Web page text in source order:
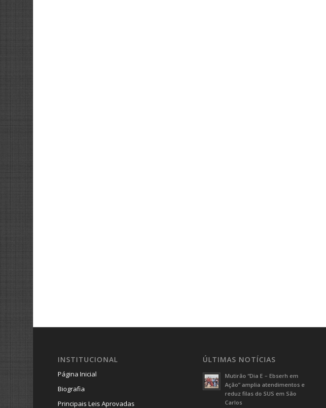
INSTITUCIONAL
Página Inicial
Biografia
Principais Leis Aprovadas
ÚLTIMAS NOTÍCIAS
Mutirão “Dia E – Ebserh em
Ação” amplia atendimentos e
reduz filas do SUS em São
Carlos